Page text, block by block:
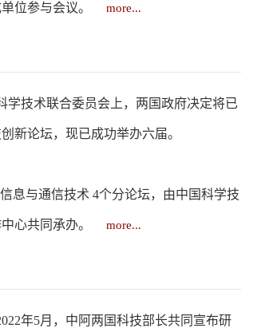
位参与会议。 more...
学技术联合委员会上，两国政府决定将已
新论坛，现已成功举办六届。
息与通信技术 4个分论坛，由中国科学技
心共同承办。 more...
年5月，中阿两国科技部长共同宣布研